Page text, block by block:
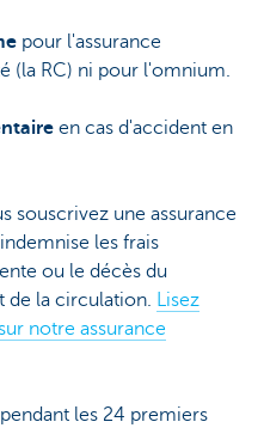
pour l'assurance
(la RC) ni pour l'omnium.
en cas d'accident en
souscrivez une assurance
les frais
ou le décès du
de la circulation. Lisez
notre assurance
les 24 premiers